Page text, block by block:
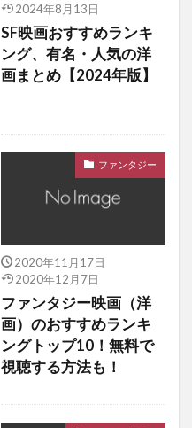
2024年8月13日
SF映画おすすめランキ
ング、有名・人気の洋
画まとめ【2024年版】
ファンタジー
2020年11月17日
2020年12月7日
ファンタジー映画（洋
画）のおすすめランキ
ングトップ10！無料で
視聴する方法も！